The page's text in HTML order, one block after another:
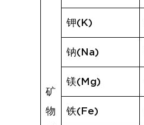
矿
物
钾(K)
钠(Na)
镁(Mg)
铁(Fe)